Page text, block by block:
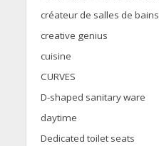
créateur de salles de bains
creative genius
cuisine
CURVES
D-shaped sanitary ware
daytime
Dedicated toilet seats